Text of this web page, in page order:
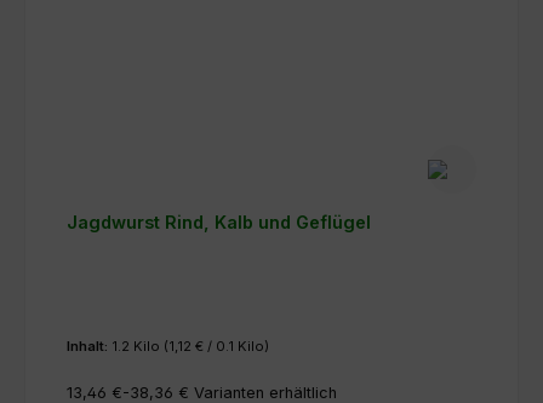
Jagdwurst Rind, Kalb und Geflügel
Inhalt: 1.2 Kilo (1,12 € / 0.1 Kilo)
13,46 €-38,36 € Varianten erhältlich